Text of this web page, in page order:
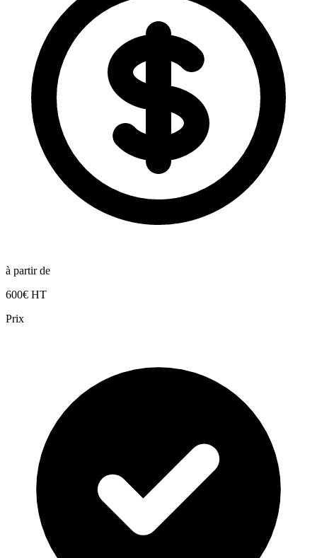
à partir de
600€ HT
Prix